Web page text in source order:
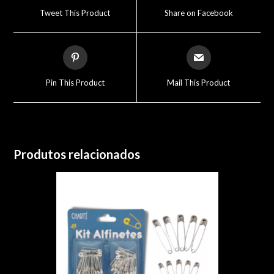
new
Tweet This Product
new
Share on Facebook
Opens
in
new
Pin This Product
Opens
in
new
Mail This Product
Produtos relacionados